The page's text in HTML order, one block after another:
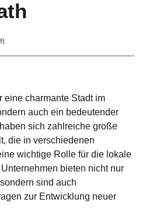
eine charmante Stadt im
auch ein bedeutender
sich zahlreiche große
die in verschiedenen
wichtige Rolle für die lokale
bieten nicht nur
sind auch
zur Entwicklung neuer